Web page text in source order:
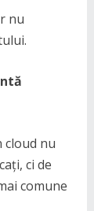
nu
cloud nu
ci de
comune